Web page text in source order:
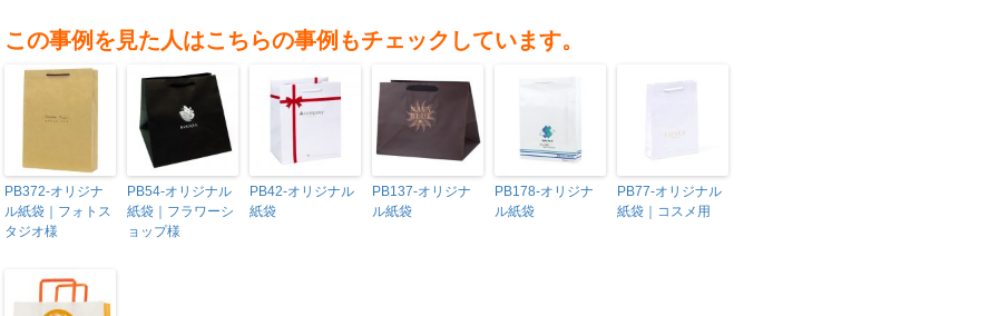
この事例を見た人はこちらの事例もチェックしています。
PB372-オリジナ
ル紙袋｜フォトス
タジオ様
PB54-オリジナル
紙袋｜フラワーシ
ョップ様
PB42-オリジナル
紙袋
PB137-オリジナ
ル紙袋
PB178-オリジナ
ル紙袋
PB77-オリジナル
紙袋｜コスメ用